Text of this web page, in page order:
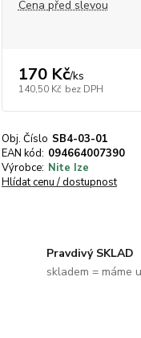
Cena před slevou
170 Kč/ks
140,50 Kč bez DPH
Obj. Číslo SB4-03-01
EAN kód: 094664007390
Výrobce: Nite Ize
Hlídat cenu / dostupnost
Pravdivý SKLAD
skladem = máme